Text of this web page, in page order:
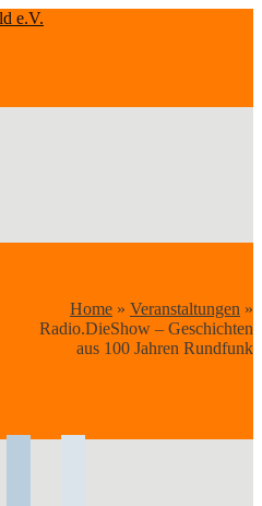
Home » Veranstaltungen »
Radio.DieShow – Geschichten
aus 100 Jahren Rundfunk